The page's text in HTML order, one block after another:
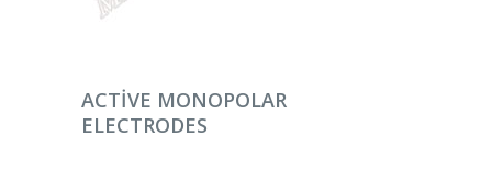
DEVAMINI OKU
ACTIVE MONOPOLAR
ELECTRODES